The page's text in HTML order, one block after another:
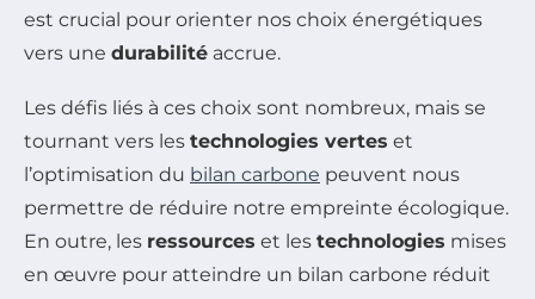
est crucial pour orienter nos choix énergétiques
vers une durabilité accrue.
Les défis liés à ces choix sont nombreux, mais se
tournant vers les technologies vertes et
l’optimisation du bilan carbone peuvent nous
permettre de réduire notre empreinte écologique.
En outre, les ressources et les technologies mises
en œuvre pour atteindre un bilan carbone réduit